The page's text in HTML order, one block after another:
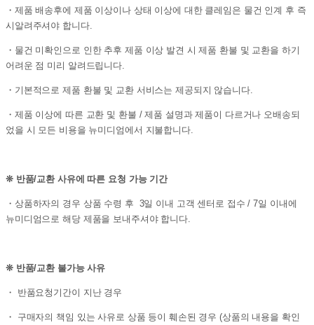
・제품 배송후에 제품 이상이나 상태 이상에 대한 클레임은 물건 인계 후 즉
시알려주셔야 합니다.
・물건 미확인으로 인한 추후 제품 이상 발견 시 제품 환불 및 교환을 하기
어려운 점 미리 알려드립니다.
・기본적으로 제품 환불 및 교환 서비스는 제공되지 않습니다.
・제품 이상에 따른 교환 및 환불 / 제품 설명과 제품이 다르거나 오배송되
었을 시 모든 비용을 뉴미디엄에서 지불합니다.
❊ 반품/교환 사유에 따른 요청 가능 기간
・상품하자의 경우 상품 수령 후 3일 이내 고객 센터로 접수 / 7일 이내에
뉴미디엄으로 해당 제품을 보내주셔야 합니다.
❊ 반품/교환 불가능 사유
・ 반품요청기간이 지난 경우
・ 구매자의 책임 있는 사유로 상품 등이 훼손된 경우 (상품의 내용을 확인